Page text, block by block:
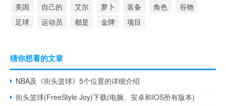
美国
自己的 艾尔 萝卜 装备 角色
谷物
足球
运动员 都是 金牌 项目
猜你想看的文章
NBA及《街头篮球》5个位置的详细介绍
街头篮球(FreeStyle Joy)下载(电脑、安卓和IOS所有版本)